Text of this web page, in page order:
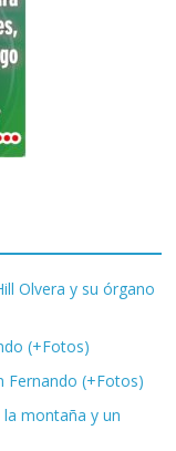
Olvera y su órgano
(+Fotos)
Fernando (+Fotos)
montaña y un